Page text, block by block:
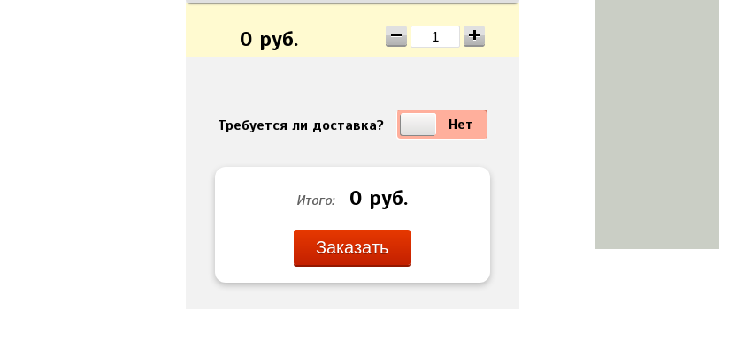
0 руб.
Требуется ли доставка? Нет
Итого: 0 руб.
Заказать